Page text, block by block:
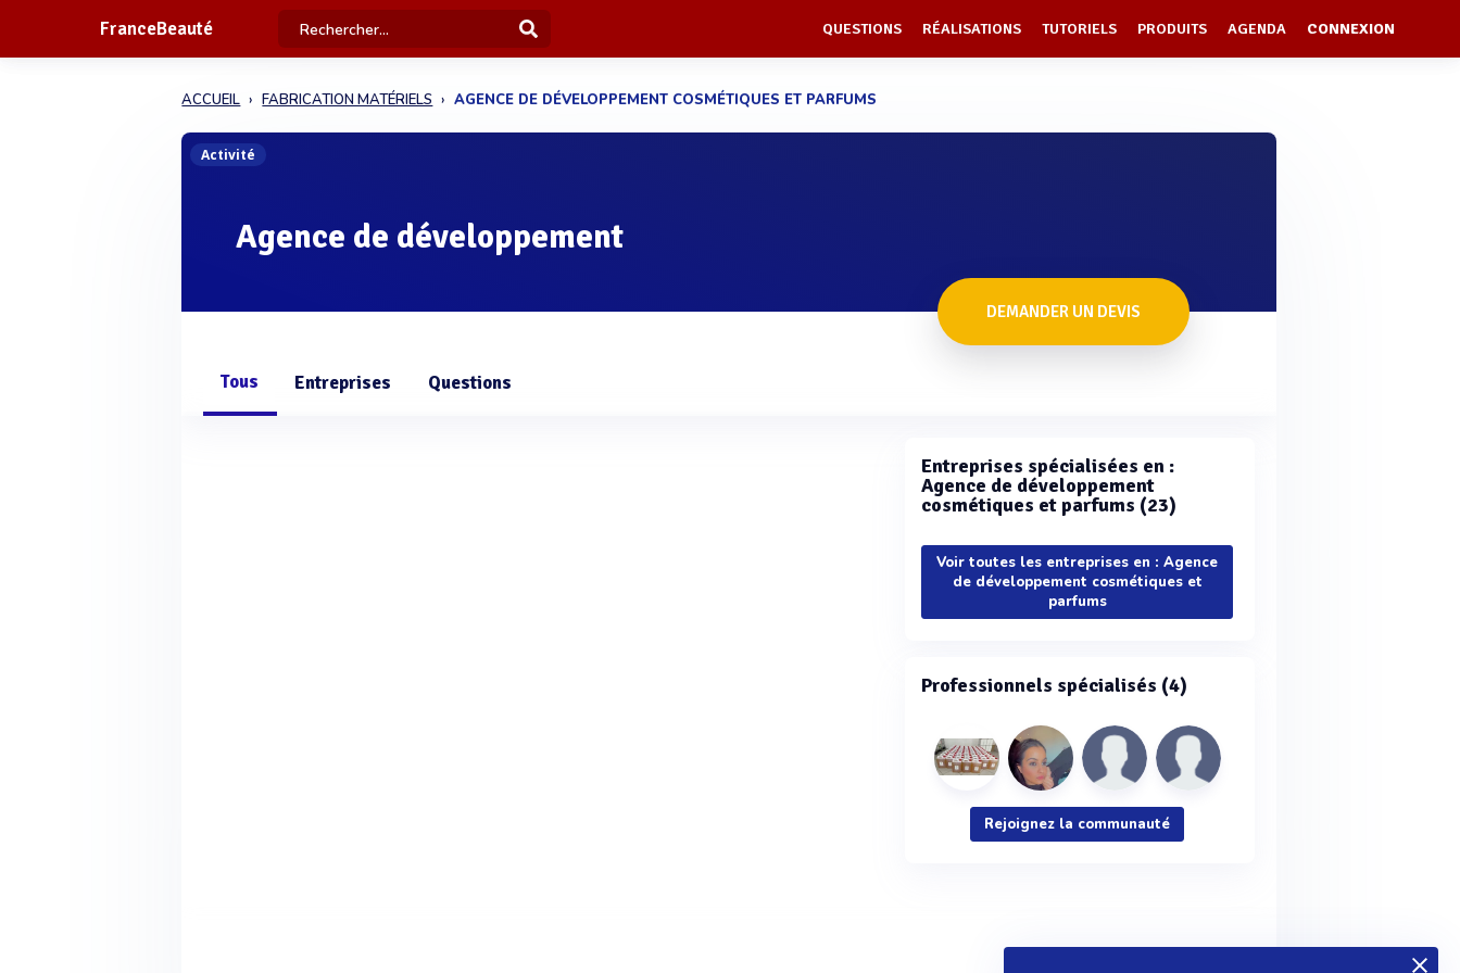
FranceBeauté QUESTIONS RÉALISATIONS TUTORIELS PRODUITS AGENDA CONNEXION
ACCUEIL FABRICATION MATÉRIELS AGENCE DE DÉVELOPPEMENT COSMÉTIQUES ET PARFUMS
Activité
Agence de développement
DEMANDER UN DEVIS
Tous Entreprises Questions
Entreprises spécialisées en :
Agence de développement
cosmétiques et parfums (23)
Voir toutes les entreprises en : Agence
de développement cosmétiques et
parfums
Professionnels spécialisés (4)
Rejoignez la communauté